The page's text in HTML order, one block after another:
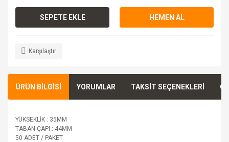
SEPETE EKLE HEMEN AL
Karşılaştır
ÜRÜN BİLGİSİ YORUMLAR TAKSİT SEÇENEKLERİ
YÜKSEKLİK : 35MM
TABAN ÇAPI : 44MM
50 ADET / PAKET